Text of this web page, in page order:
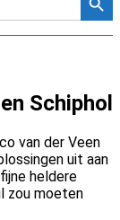
Schiphol
van der Veen
uit aan
heldere
zou moeten